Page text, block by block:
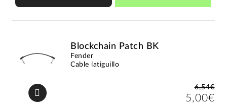
Blockchain Patch BK
Fender
Cable latiguillo
6,54€
5,00€